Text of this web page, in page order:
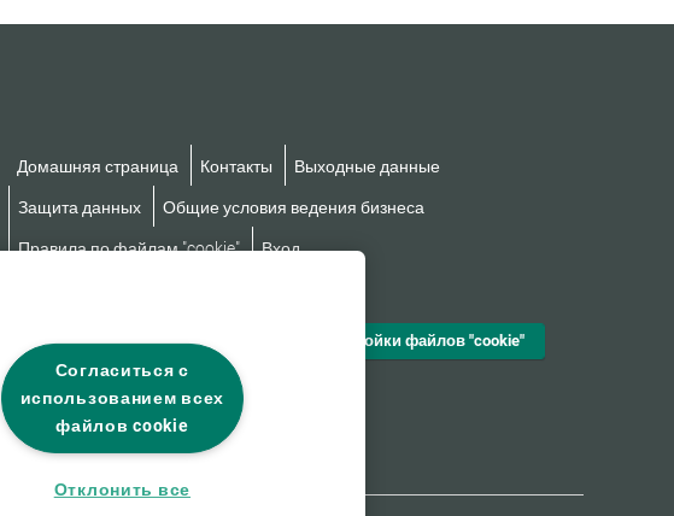
Домашняя страница Контакты Выходные данные
Защита данных Общие условия ведения бизнеса
Правила по файлам "cookie" Вход
Настройки файлов "cookie"
Согласиться с
использованием всех
файлов cookie
Отклонить все